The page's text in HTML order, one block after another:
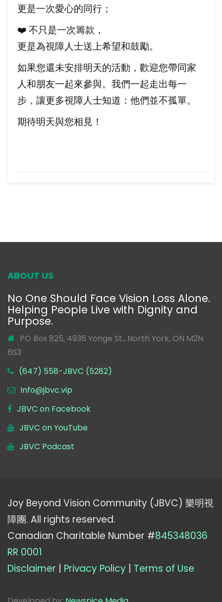
更是一次愛心的同行；
❤️ 不只是一次籌款，
更是為視障人士送上希望和鼓勵。
如果您還未安排明天的活動，歡迎您帶同家
人和朋友一起來參與。我們一起走出每一
步，讓更多視障人士知道：他們並不孤單。
期待明天與您相見！
ABOUT US
No One Should Face Vision Loss Alone.
Helping People Live with Dignity and
Purpose.
PO Box 825, 4936 Yonge St., North York, ON M2N
6S3
(647) 558-JBVC (5282)
Info@jbvc.vip
JBVC on Facebook
JBVC on YouTube
JBVC Podcast
Joy Beyond Vision Community (JBVC) 樂明視
障團. All rights reserved.
Canadian Charitable Number #845348036
RR 0001
Disclaimer | Privacy Policy | Terms of Use